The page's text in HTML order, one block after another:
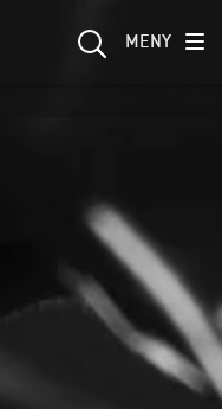
MENY